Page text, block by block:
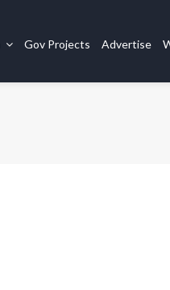
Gov Projects Advertise